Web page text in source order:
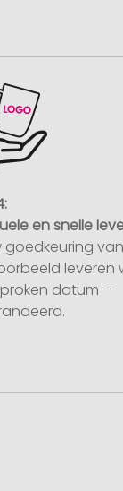
en snelle
goedkeuring
leveren
datum –